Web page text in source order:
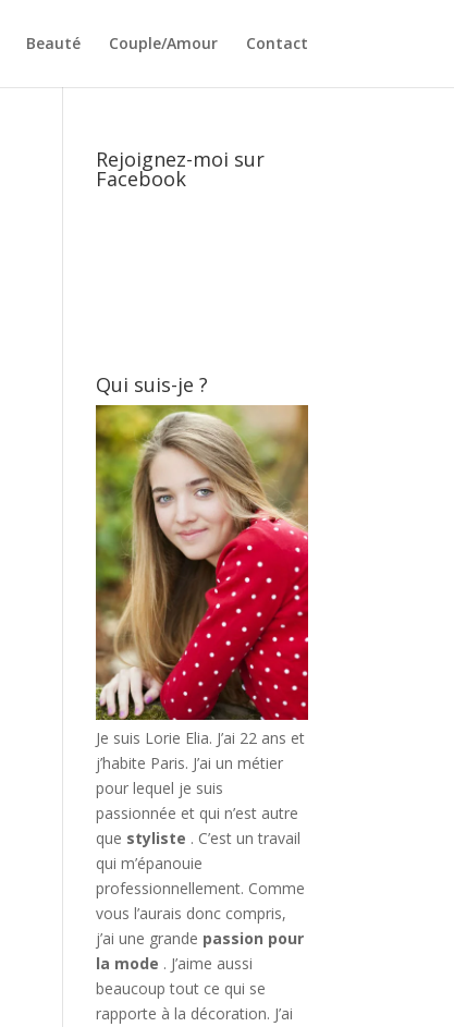
Beauté Couple/Amour Contact
Rejoignez-moi sur
Facebook
Qui suis-je ?
Je suis Lorie Elia. J’ai 22 ans et
j’habite Paris. J’ai un métier
pour lequel je suis
passionnée et qui n’est autre
que styliste . C’est un travail
qui m’épanouie
professionnellement. Comme
vous l’aurais donc compris,
j’ai une grande passion pour
la mode . J’aime aussi
beaucoup tout ce qui se
rapporte à la décoration. J’ai